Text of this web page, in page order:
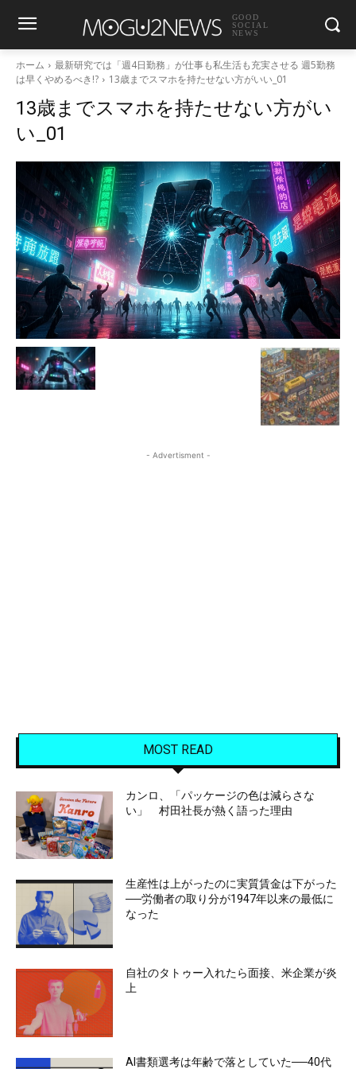
GOOD
SOCIAL
NEWS
ホーム
最新研究では「週4日勤務」が仕事も私生活も充実させる 週5勤務
は早くやめるべき!?
13歳までスマホを持たせない方がいい_01
13歳までスマホを持たせない方がい
い_01
- Advertisment -
MOST READ
カンロ、「パッケージの色は減らさな
い」 村田社長が熱く語った理由
生産性は上がったのに実質賃金は下がった
──労働者の取り分が1947年以来の最低に
なった
自社のタトゥー入れたら面接、米企業が炎
上
AI書類選考は年齢で落としていた──40代